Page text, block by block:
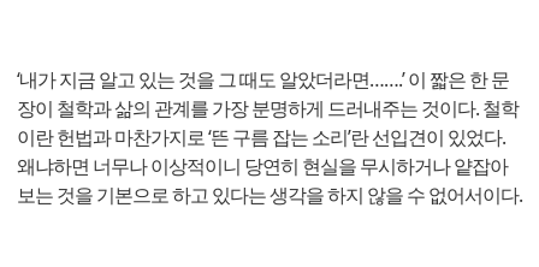
‘내가 지금 알고 있는 것을 그 때도 알았더라면…….’ 이 짧은 한 문
장이 철학과 삶의 관계를 가장 분명하게 드러내주는 것이다. 철학
이란 헌법과 마찬가지로 ‘뜬 구름 잡는 소리’란 선입견이 있었다.
왜냐하면 너무나 이상적이니 당연히 현실을 무시하거나 얕잡아
보는 것을 기본으로 하고 있다는 생각을 하지 않을 수 없어서이다.